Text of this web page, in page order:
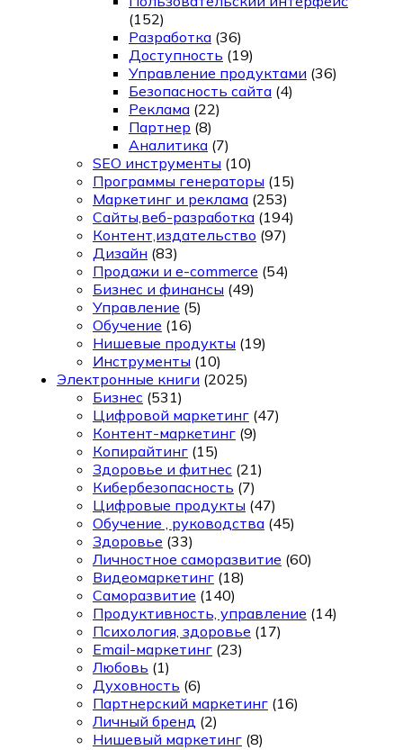
(152)
Разработка (36)
Доступность (19)
Управление продуктами (36)
Безопасность сайта (4)
Реклама (22)
Партнер (8)
Аналитика (7)
SEO инструменты (10)
Программы генераторы (15)
Маркетинг и реклама (253)
Сайты,веб-разработка (194)
Контент,издательство (97)
Дизайн (83)
Продажи и e-commerce (54)
Бизнес и финансы (49)
Управление (5)
Обучение (16)
Нишевые продукты (19)
Инструменты (10)
Электронные книги (2025)
Бизнес (531)
Цифровой маркетинг (47)
Контент-маркетинг (9)
Копирайтинг (15)
Здоровье и фитнес (21)
Кибербезопасность (7)
Цифровые продукты (47)
Обучение , руководства (45)
Здоровье (33)
Личностное саморазвитие (60)
Видеомаркетинг (18)
Саморазвитие (140)
Продуктивность, управление (14)
Психология, здоровье (17)
Email-маркетинг (23)
Любовь (1)
Духовность (6)
Партнерский маркетинг (16)
Личный бренд (2)
Нишевый маркетинг (8)